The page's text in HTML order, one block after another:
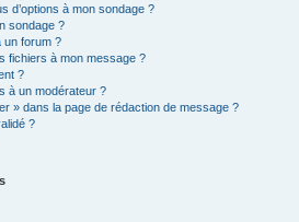
d’options à mon sondage ?
sondage ?
un forum ?
fichiers à mon message ?
?
à un modérateur ?
» dans la page de rédaction de message ?
?